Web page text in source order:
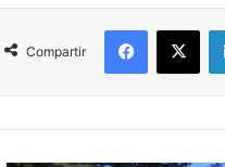
Compartir
Facebook
X